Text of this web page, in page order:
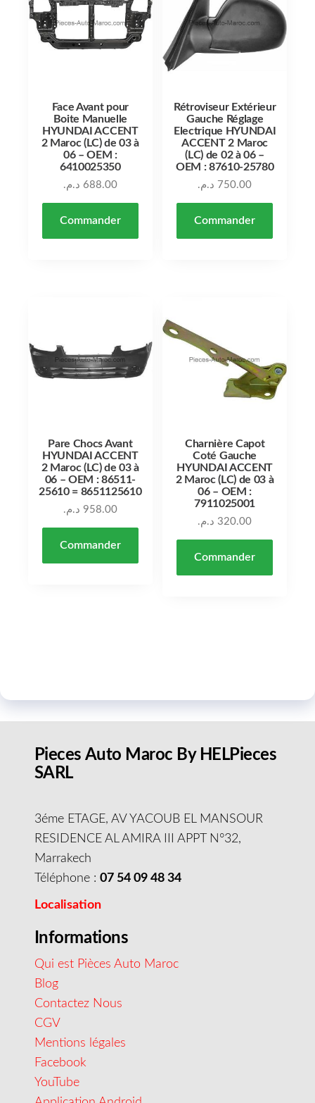
Face Avant pour
Boite Manuelle
HYUNDAI ACCENT
2 Maroc (LC) de 03 à
06 – OEM :
6410025350
688.00 د.م.
Commander
Rétroviseur Extérieur
Gauche Réglage
Electrique HYUNDAI
ACCENT 2 Maroc
(LC) de 02 à 06 –
OEM : 87610-25780
750.00 د.م.
Commander
Pare Chocs Avant
HYUNDAI ACCENT
2 Maroc (LC) de 03 à
06 – OEM : 86511-
25610 = 8651125610
958.00 د.م.
Commander
Charnière Capot
Coté Gauche
HYUNDAI ACCENT
2 Maroc (LC) de 03 à
06 – OEM :
7911025001
320.00 د.م.
Commander
Pieces Auto Maroc By HELPieces
SARL
3éme ETAGE, AV YACOUB EL MANSOUR
RESIDENCE AL AMIRA III APPT N°32,
Marrakech
Téléphone : 07 54 09 48 34
Localisation
Informations
Qui est Pièces Auto Maroc
Blog
Contactez Nous
CGV
Mentions légales
Facebook
YouTube